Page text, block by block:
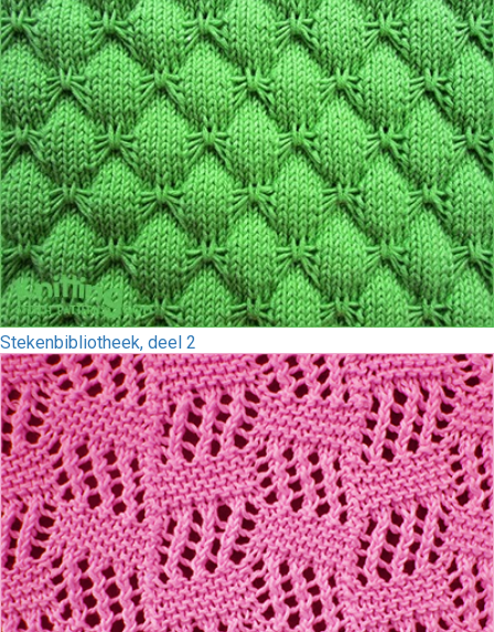
Stekenbibliotheek, deel 2